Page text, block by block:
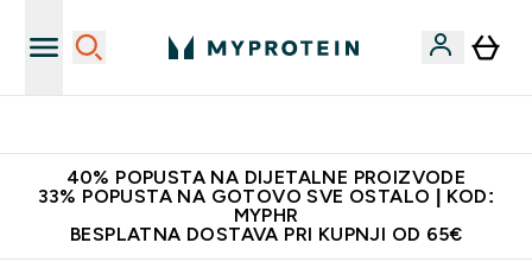
40% POPUSTA NA DIJETALNE PROIZVODE
33% POPUSTA NA GOTOVO SVE OSTALO | KOD:
MYPHR
BESPLATNA DOSTAVA PRI KUPNJI OD 65€